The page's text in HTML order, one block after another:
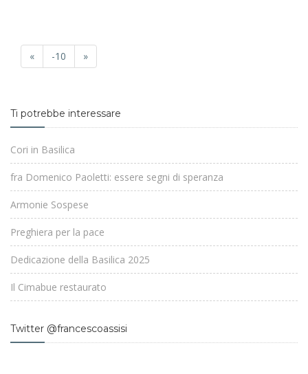
« -10 »
Ti potrebbe interessare
Cori in Basilica
fra Domenico Paoletti: essere segni di speranza
Armonie Sospese
Preghiera per la pace
Dedicazione della Basilica 2025
Il Cimabue restaurato
Twitter @francescoassisi